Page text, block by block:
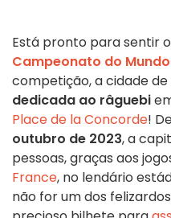
Está pronto para sentir
Campeonato do
competição, a cidade
dedicada ao râguebi
Place de la Concorde!
outubro de 2023, a
pessoas, graças aos
France, no lendário
não for um dos